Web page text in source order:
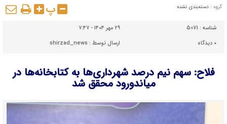
گروه : دسته‌بندی نشده پ
شناسه : 5071
۲۹ مهر ۱۴۰۴ - ۷:۴۷
۰ دیدگاه ارسال توسط : shirzad_news
فلاح: سهم نیم درصد شهرداری‌ها به کتابخانه‌ها در
میاندورود محقق شد